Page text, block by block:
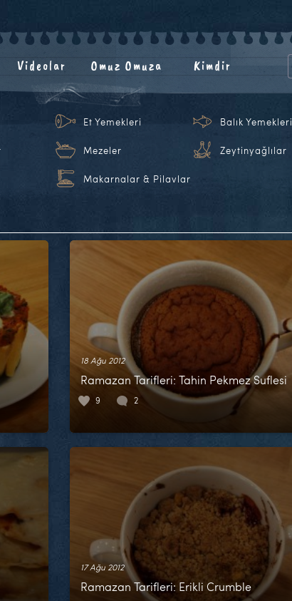
Videolar Omuz Omuza Kimdir
Et Yemekleri Balık Yemekleri
Mezeler Zeytinyağlılar
Makarnalar & Pilavlar
18 Ağu 2012
Ramazan Tarifleri: Tahin Pekmez Suflesi
9 2
17 Ağu 2012
Ramazan Tarifleri: Erikli Crumble